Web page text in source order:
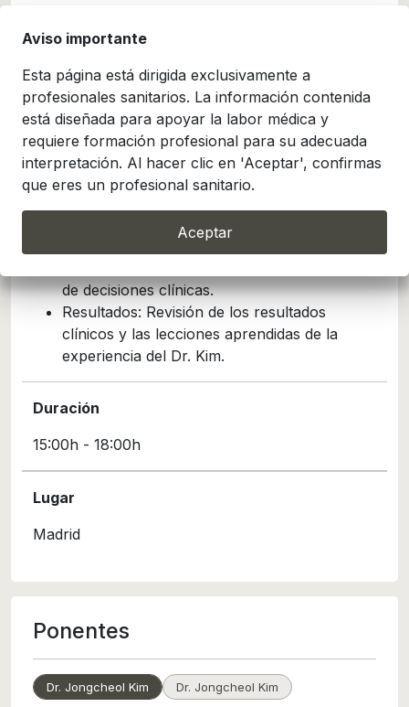
Temario
Introducción: Breve presentación del sistema
RAY 5D.
Diagnóstico: Aplicación de imágenes 5D para
segmentación anatómica).
Toma de decisiones: Planificación del
de decisiones clínicas.
Resultados: Revisión de los resultados
clínicos y las lecciones aprendidas de la
experiencia del Dr. Kim.
Duración
15:00h - 18:00h
Lugar
Madrid
Ponentes
Dr. Jongcheol Kim Dr. Jongcheol Kim
Aviso importante
Esta página está dirigida exclusivamente a
profesionales sanitarios. La información contenida
está diseñada para apoyar la labor médica y
requiere formación profesional para su adecuada
interpretación. Al hacer clic en 'Aceptar', confirmas
que eres un profesional sanitario.
Aceptar